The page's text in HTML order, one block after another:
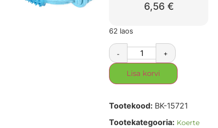
6,56 €
62 laos
- +
Lisa korvi
Tootekood: BK-15721
Tootekategooria: Koerte